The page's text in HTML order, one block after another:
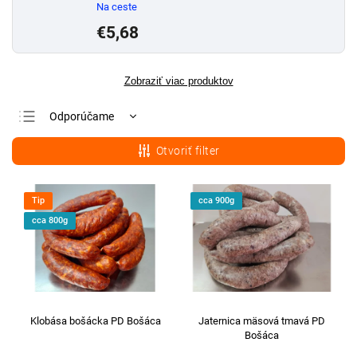
Na ceste
€5,68
Zobraziť viac produktov
Odporúčame
Najdrahšie
Najpredávanejšie
Abecedne
Otvoriť filter
Tip
cca 800g
Klobása bošácka PD Bošáca
cca 900g
Jaternica mäsová tmavá PD
Bošáca